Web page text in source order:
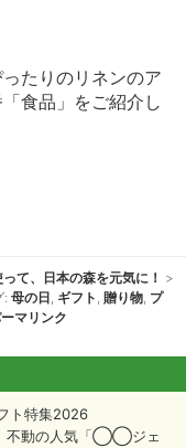
たりのリネンのア
食品」をご紹介し
て、日本の森を元気に！
>
: 母の日, ギフト , 贈り物, プ
マリンク
ト特集2026
不動の人気「◯◯ジェ